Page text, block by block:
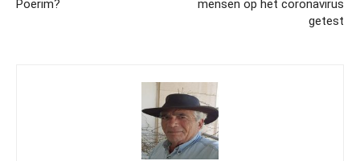
Poerim?
mensen op het coronavirus
getest